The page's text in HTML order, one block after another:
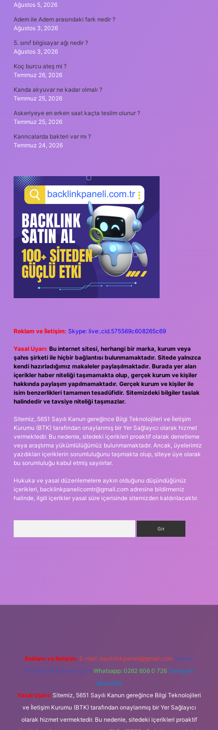
Ağustos 5, 2026
Adem ile Adem arasındaki fark nedir ?
Ağustos 3, 2026
5. sınıf bilgisayar ağı nedir ?
Ağustos 3, 2026
Koç burcu ateş mi ?
Temmuz 26, 2026
Kanda akyuvar ne kadar olmalı ?
Temmuz 25, 2026
Askeriyeye en erken saat kaçta teslim olunur ?
Temmuz 25, 2026
Karıncalarda bakteri var mı ?
Temmuz 24, 2026
Reklam ve İletişim: Skype: live:.cid.575569c608265c69
Yasal Uyarı: Bu internet sitesi, herhangi bir marka, kurum veya
şahıs şirketi ile hiçbir bağlantısı bulunmamaktadır. Sitede yalnızca
kendi hazırladığımız makaleler paylaşılmaktadır. Burada yer alan
içerikler haber niteliği taşımamakta olup, gerçek kurum ve kişiler
hakkında paylaşım yapılmamaktadır. Gerçek kurum ve kişiler ile
isim benzerlikleri tamamen tesadüfidir. Sitemizdeki bilgiler taslak
halindedir ve tavsiye niteliği taşımazlar.
Sitemiz, 5651 Sayılı Kanun gereğince Bilgi Teknolojileri ve İletişim
Kurumu (BTK) tarafından onaylanmış bir Yer Sağlayıcı olarak hizmet
vermektedir. Bu nedenle, sitedeki içerikleri proaktif olarak denetleme
veya araştırma yükümlülüğümüz bulunmamaktadır. Ancak, üyelerimiz
yazdıkları içeriklerin sorumluluğunu taşımakta olup, siteye üye olarak
bu sorumluluğu kabul etmiş sayılırlar.
Hukuka ve yasal düzenlemelere aykırı olduğunu düşündüğünüz
içerikleri, backlinkpanelicomtr@gmail.com adresine bildirmeniz
halinde, ilgili içerikler yasal süre içerisinde sitemizden kaldırılacaktır.
Reklam ve İletişim: E-mail: backlinkpaneli@gmail.com Teams:
forumhizmeti@gmail.com Whatsapp: 0262 606 0 726 Telegram:
@karabul
Yasal Uyarı: Sitemiz, 5651 Sayılı Kanun gereğince Bilgi Teknolojileri
ve İletişim Kurumu (BTK) tarafından onaylanmış bir Yer Sağlayıcı
olarak hizmet vermektedir. Bu nedenle, sitedeki içerikleri proaktif